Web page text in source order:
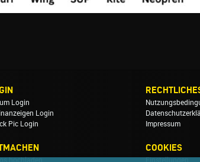
Login
Login
Pic Login
hochladen
Impressum
COOKIES
Einstellungen